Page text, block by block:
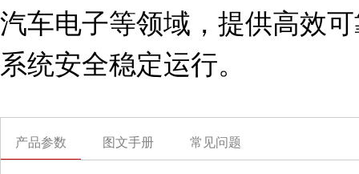
汽车电子等领域，提供高效
系统安全稳定运行。
产品参数 图文手册 常见问题